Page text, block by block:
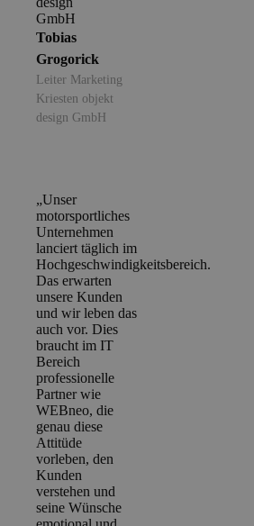
Tobias
Grogorick
Leiter Marketing
Kriesten objekt
design GmbH
„Unser
motorsportliches
Unternehmen
lanciert täglich im
Hochgeschwindigkeitsbereich.
Das erwarten
unsere Kunden
und wir leben das
auch vor. Dies
braucht im IT
Bereich
professionelle
Partner wie
WEBneo, die
genau diese
Attitüde
vorleben, den
Kunden
verstehen und
seine Wünsche